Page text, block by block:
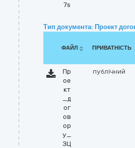
7s
Тип документа: Проект
ФАЙЛ ПРИВАТНІСТЬ
Пр
ое
кт
_д
ог
ов
ор
у_
ЗЦ
публічний